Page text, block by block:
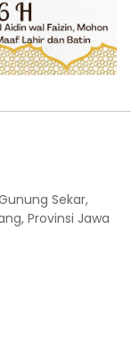
Sekar,
Provinsi Jawa